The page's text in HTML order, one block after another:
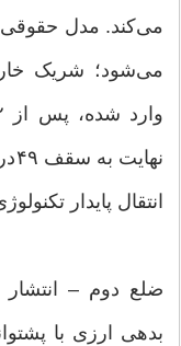
می‌کند. مدل حقوقی
انتقال پایدار
ضلع دوم – انتشار
بدهی ارزی با